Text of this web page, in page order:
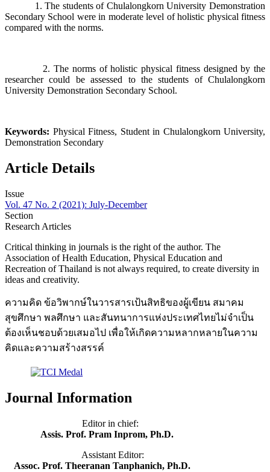
1. The students of Chulalongkorn University Demonstration
Secondary School were in moderate level of holistic physical fitness
compared with the norms.
2. The norms of holistic physical fitness designed by the
researcher could be assessed to the students of Chulalongkorn
University Demonstration Secondary School.
Keywords: Physical Fitness, Student in Chulalongkorn University,
Demonstration Secondary
Article Details
Issue
Vol. 47 No. 2 (2021): July-December
Section
Research Articles
Critical thinking in journals is the right of the author. The
Association of Health Education, Physical Education and
Recreation of Thailand is not always required, to create diversity in
ideas and creativity.
ความคิด ข้อวิพากษ์ในวารสารเป้นสิทธิของผู้เขียน สมาคม
สุขศึกษา พลศึกษา และสันทนาการแห่งประเทศไทยไม่จำเป็น
ต้องเห็นชอบด้วยเสมอไป เพื่อให้เกิดความหลากหลายในความ
คิดและความสร้างสรรค์
Journal Information
Editor in chief:
Assis. Prof. Pram Inprom, Ph.D.
Assistant Editor:
Assoc. Prof. Theeranan Tanphanich, Ph.D.